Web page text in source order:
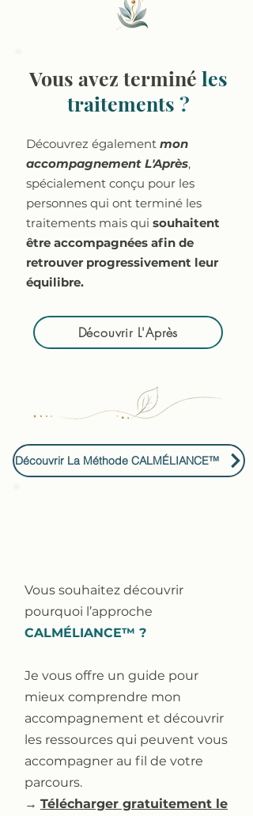
Vous avez terminé les
traitements ?
Découvrez également mon
accompagnement L'Après,
spécialement conçu pour les
personnes qui ont terminé les
traitements mais qui souhaitent
être accompagnées afin de
retrouver progressivement leur
équilibre.
Découvrir L'Après
Découvrir La Méthode CALMÉLIANCE™
Vous souhaitez découvrir
pourquoi l’approche
CALMÉLIANCE™ ?
Je vous offre un guide pour
mieux comprendre mon
accompagnement et découvrir
les ressources qui peuvent vous
accompagner au fil de votre
parcours.
→ Télécharger gratuitement le